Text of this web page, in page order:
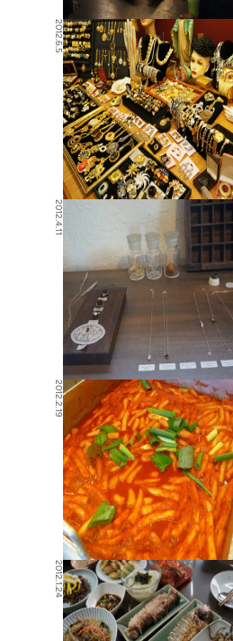
2012.6.5
2012.4.11
2012.2.19
2012.1.24